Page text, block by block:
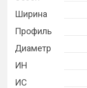
Ширина
Профиль
Диаметр
ИН
ИС